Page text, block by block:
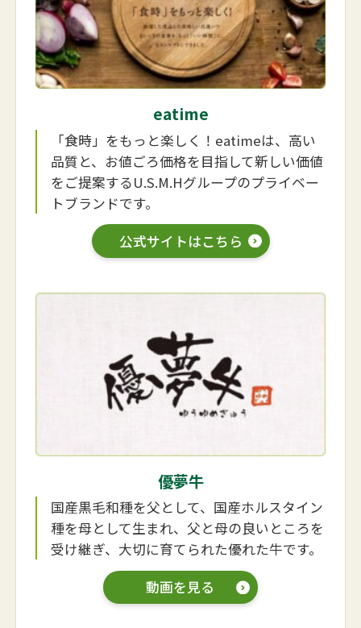
eatime
「食時」をもっと楽しく！eatimeは、高い
品質と、お値ごろ価格を目指して新しい価値
をご提案するU.S.M.Hグループのプライベー
トブランドです。
公式サイトはこちら
優夢牛
国産黒毛和種を父として、国産ホルスタイン
種を母として生まれ、父と母の良いところを
受け継ぎ、大切に育てられた優れた牛です。
動画を見る